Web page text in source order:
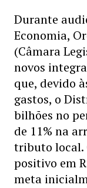
Durante
Economia,
(Câmara
novos
que, devido
gastos, o
bilhões no
de 11% na
tributo local.
positivo em
meta